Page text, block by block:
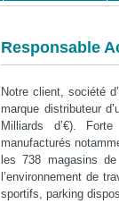
Responsable
Notre client, société
marque distributeur
Milliards d’€).
manufacturés
les 738 magasins
l’environnement de
sportifs, parking